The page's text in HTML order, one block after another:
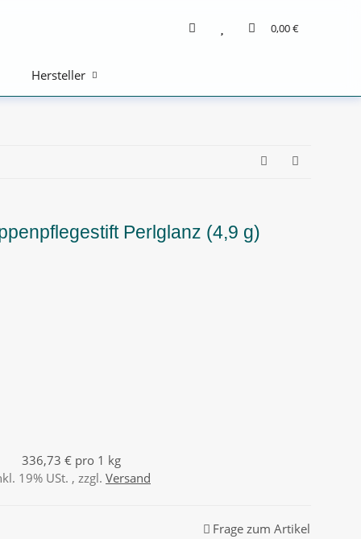
0,00 €
Hersteller
Perlglanz (4,9 g)
336,73 € pro 1 kg
19% USt. , zzgl. Versand
Frage zum Artikel